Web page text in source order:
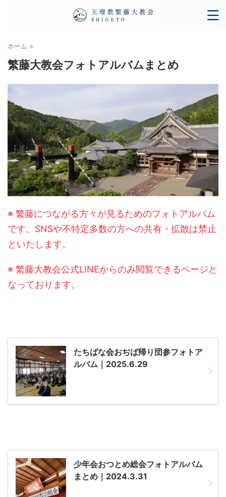
ホーム >
繁藤大教会フォトアルバムまとめ
※ 繁藤につながる方々が見るためのフォトアルバム
です。SNSや不特定多数の方への共有・拡散は禁止
といたします。
※ 繁藤大教会公式LINEからのみ閲覧できるページと
なっております。
たちばな会おぢば帰り団参フォトア
ルバム｜2025.6.29
少年会おつとめ総会フォトアルバム
まとめ｜2024.3.31